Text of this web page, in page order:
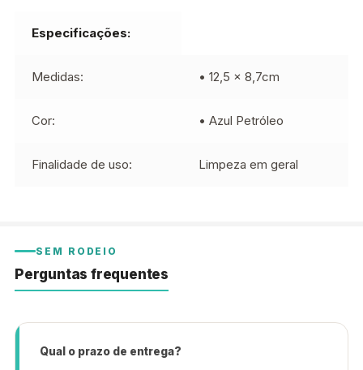
Especificações:
Medidas: • 12,5 x 8,7cm
Cor: • Azul Petróleo
Finalidade de uso: Limpeza em geral
SEM RODEIO
Perguntas frequentes
Qual o prazo de entrega?